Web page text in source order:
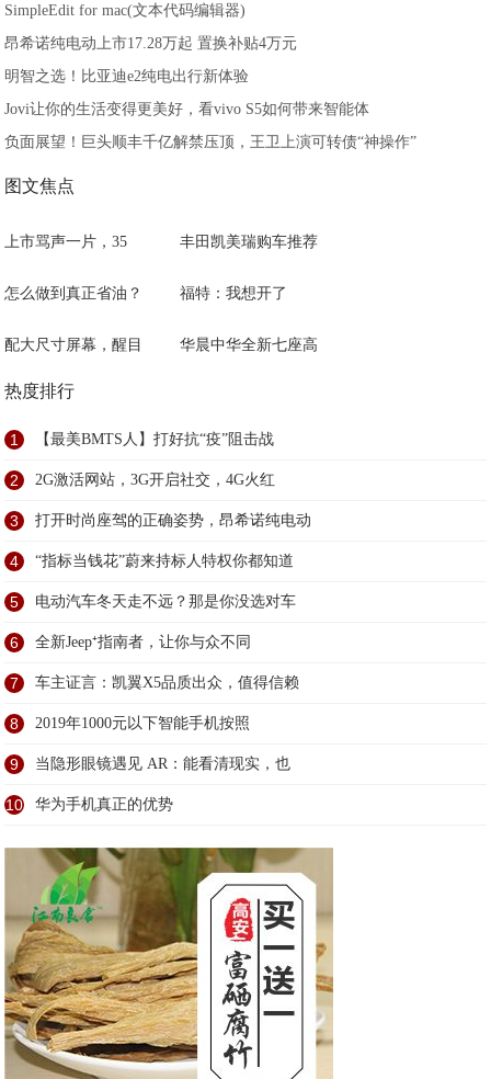
SimpleEdit for mac(文本代码编辑器)
昂希诺纯电动上市17.28万起 置换补贴4万元
明智之选！比亚迪e2纯电出行新体验
Jovi让你的生活变得更美好，看vivo S5如何带来智能体
负面展望！巨头顺丰千亿解禁压顶，王卫上演可转债“神操作”
图文焦点
上市骂声一片，35 丰田凯美瑞购车推荐
怎么做到真正省油？ 福特：我想开了
配大尺寸屏幕，醒目 华晨中华全新七座高
热度排行
1 【最美BMTS人】打好抗“疫”阻击战
2 2G激活网站，3G开启社交，4G火红
3 打开时尚座驾的正确姿势，昂希诺纯电动
4 “指标当钱花”蔚来持标人特权你都知道
5 电动汽车冬天走不远？那是你没选对车
6 全新Jeep⁺指南者，让你与众不同
7 车主证言：凯翼X5品质出众，值得信赖
8 2019年1000元以下智能手机按照
9 当隐形眼镜遇见 AR：能看清现实，也
10 华为手机真正的优势